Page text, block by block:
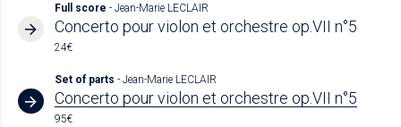
Full score - Jean-Marie LECLAIR
Concerto pour violon et orchestre op.VII n°5
24€
Set of parts - Jean-Marie LECLAIR
Concerto pour violon et orchestre op.VII n°5
95€